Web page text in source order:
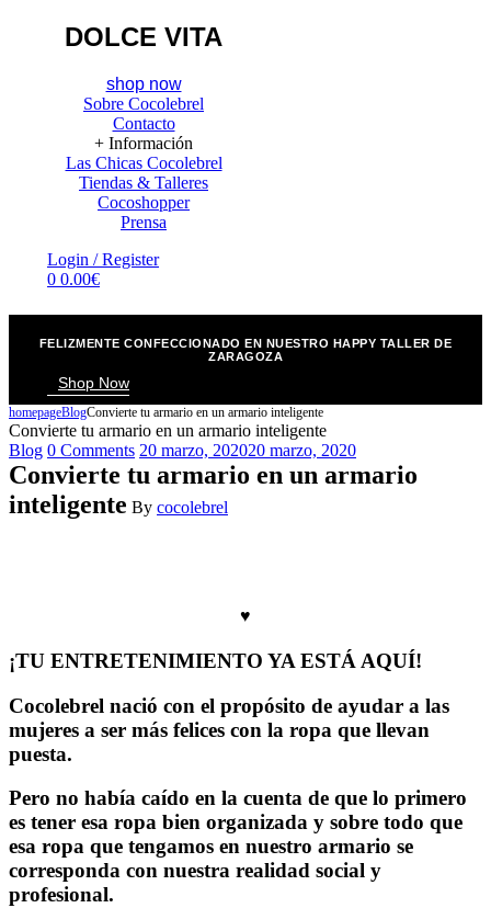
DOLCE VITA
shop now
Sobre Cocolebrel
Contacto
+ Información
Las Chicas Cocolebrel
Tiendas & Talleres
Cocoshopper
Prensa
Menu
Login / Register
0 0.00€
FELIZMENTE CONFECCIONADO EN NUESTRO HAPPY TALLER DE
ZARAGOZA
Shop Now
homepageBlogConvierte tu armario en un armario inteligente
Convierte tu armario en un armario inteligente
Categories
Blog 0 Comments 20 marzo, 202020 marzo, 2020
Convierte tu armario en un armario
inteligente By cocolebrel
♥
¡TU ENTRETENIMIENTO YA ESTÁ AQUÍ!
Cocolebrel nació con el propósito de ayudar a las
mujeres a ser más felices con la ropa que llevan
puesta.
Pero no había caído en la cuenta de que lo primero
es tener esa ropa bien organizada y sobre todo que
esa ropa que tengamos en nuestro armario se
corresponda con nuestra realidad social y
profesional.